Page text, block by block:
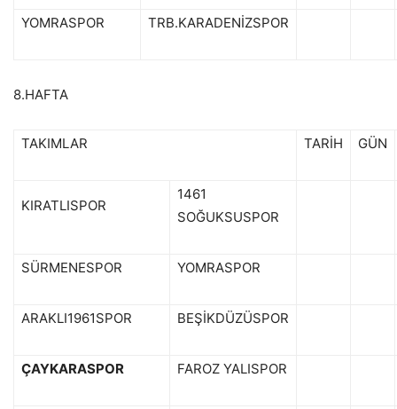
YOMRASPOR TRB.KARADENİZSPOR
8.HAFTA
TAKIMLAR TARİH GÜN
KIRATLISPOR
1461
SOĞUKSUSPOR
SÜRMENESPOR YOMRASPOR
ARAKLI1961SPOR BEŞİKDÜZÜSPOR
ÇAYKARASPOR FAROZ YALISPOR